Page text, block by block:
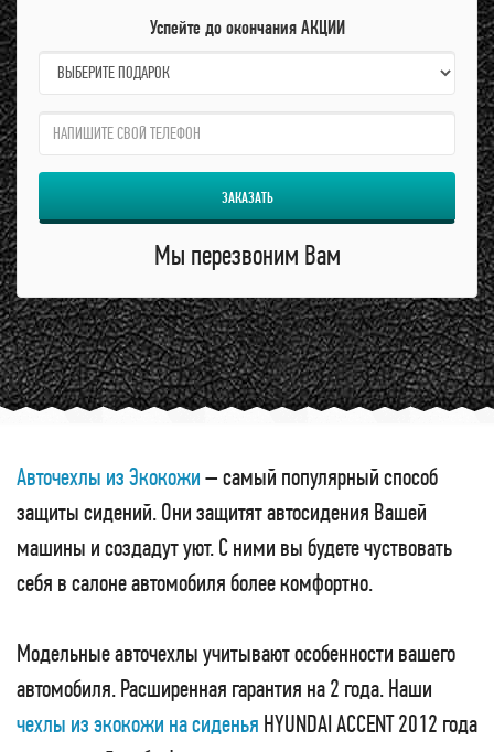
Успейте до окончания АКЦИИ
name:
qzw:
ЗАКАЗАТЬ
Мы перезвоним Вам
Авточехлы из Экокожи– самый популярный способ
защиты сидений. Они защитят автосидения Вашей
машины и создадут уют. С ними вы будете чуствовать
себя в салоне автомобиля более комфортно.
Модельные авточехлы учитывают особенности вашего
автомобиля. Расширенная гарантия на 2 года. Наши
чехлы из экокожи на сиденья HYUNDAI ACCENT 2012 года